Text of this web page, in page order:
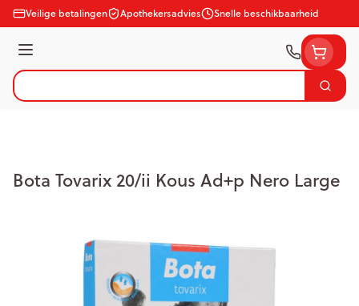
Ga naar de inhoud
Veilige betalingen Apothekersadvies Snelle beschikbaarheid
Menu
Product, merk, categorie...
Zoek
Bota Tovarix 20/ii Kous Ad+p Nero Large